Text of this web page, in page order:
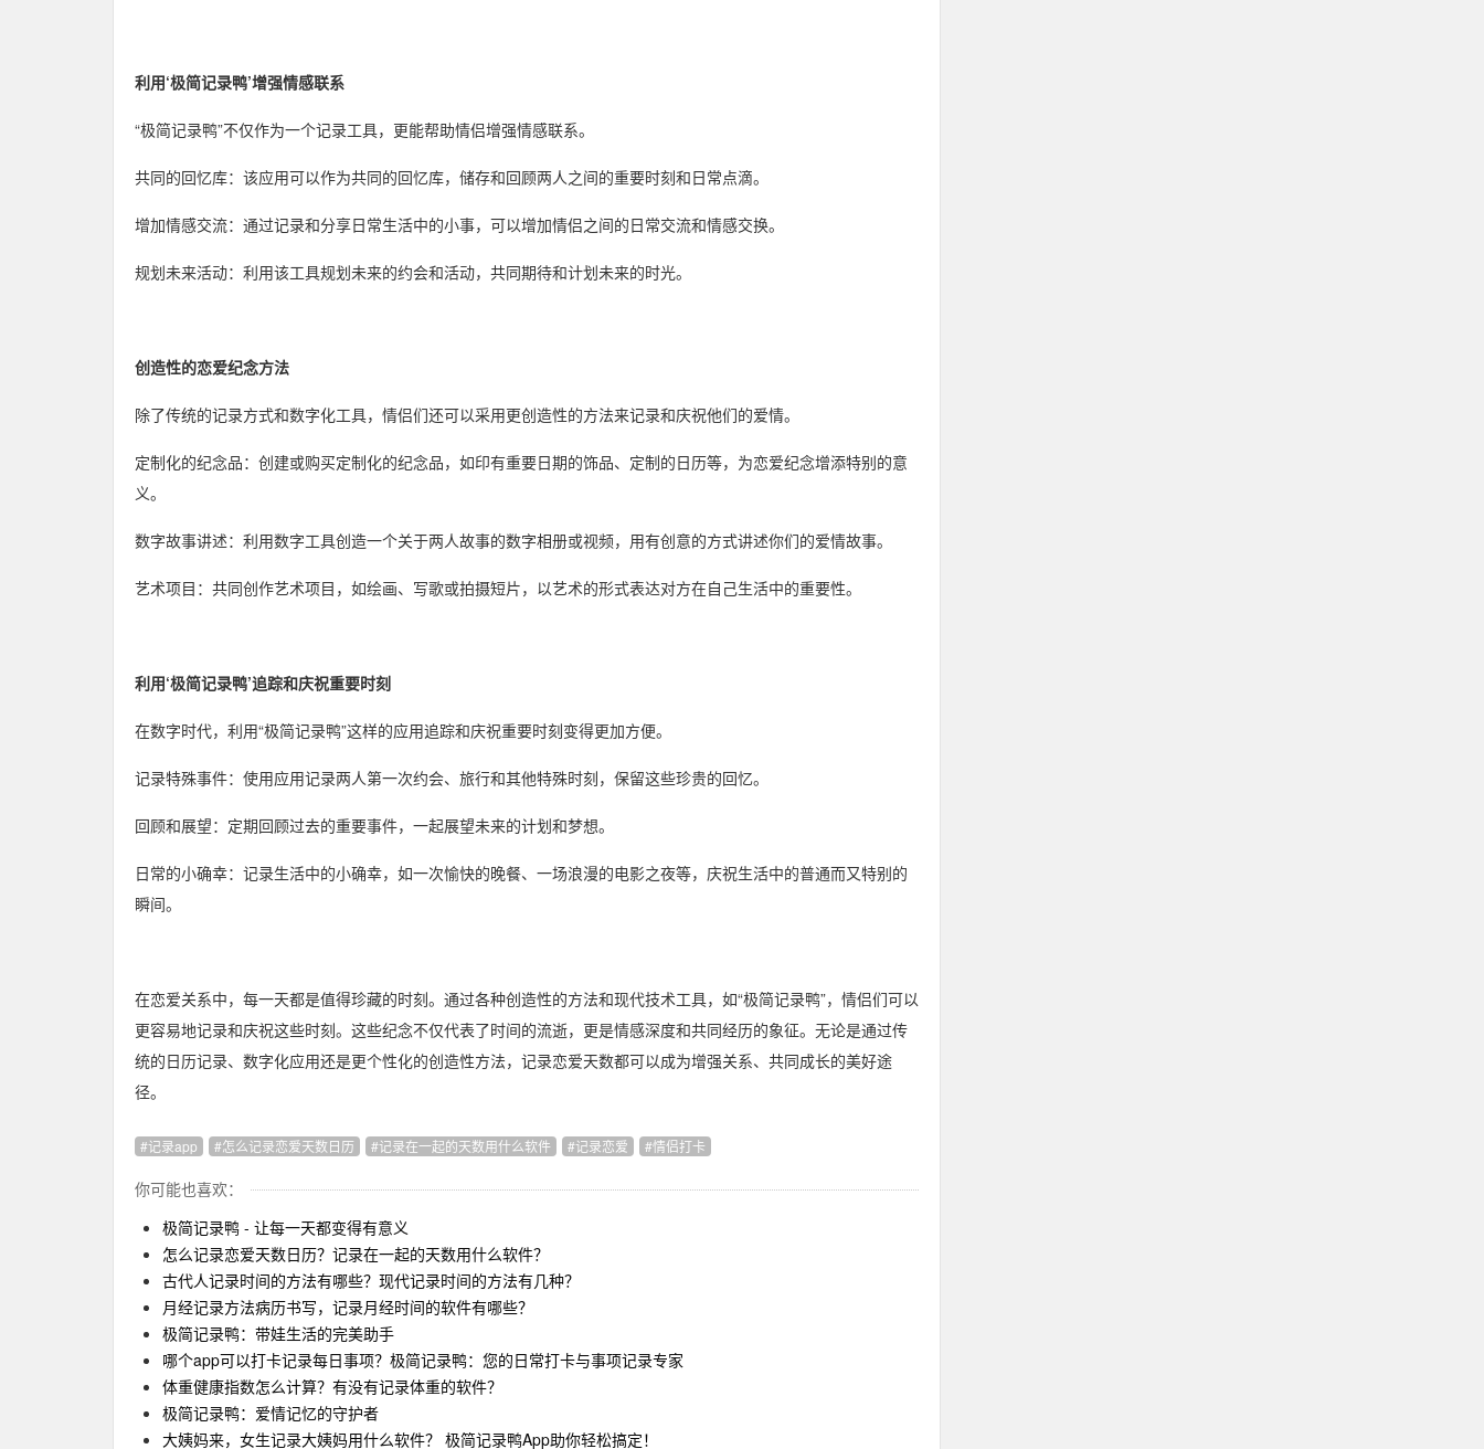
利用‘极简记录鸭’增强情感联系
“极简记录鸭”不仅作为一个记录工具，更能帮助情侣增强情感联系。
共同的回忆库：该应用可以作为共同的回忆库，储存和回顾两人之间的重要时刻和日常点滴。
增加情感交流：通过记录和分享日常生活中的小事，可以增加情侣之间的日常交流和情感交换。
规划未来活动：利用该工具规划未来的约会和活动，共同期待和计划未来的时光。
创造性的恋爱纪念方法
除了传统的记录方式和数字化工具，情侣们还可以采用更创造性的方法来记录和庆祝他们的爱情。
定制化的纪念品：创建或购买定制化的纪念品，如印有重要日期的饰品、定制的日历等，为恋爱纪念增添特别的意
义。
数字故事讲述：利用数字工具创造一个关于两人故事的数字相册或视频，用有创意的方式讲述你们的爱情故事。
艺术项目：共同创作艺术项目，如绘画、写歌或拍摄短片，以艺术的形式表达对方在自己生活中的重要性。
利用‘极简记录鸭’追踪和庆祝重要时刻
在数字时代，利用“极简记录鸭”这样的应用追踪和庆祝重要时刻变得更加方便。
记录特殊事件：使用应用记录两人第一次约会、旅行和其他特殊时刻，保留这些珍贵的回忆。
回顾和展望：定期回顾过去的重要事件，一起展望未来的计划和梦想。
日常的小确幸：记录生活中的小确幸，如一次愉快的晚餐、一场浪漫的电影之夜等，庆祝生活中的普通而又特别的
瞬间。
在恋爱关系中，每一天都是值得珍藏的时刻。通过各种创造性的方法和现代技术工具，如“极简记录鸭”，情侣们可以
更容易地记录和庆祝这些时刻。这些纪念不仅代表了时间的流逝，更是情感深度和共同经历的象征。无论是通过传
统的日历记录、数字化应用还是更个性化的创造性方法，记录恋爱天数都可以成为增强关系、共同成长的美好途
径。
记录app 怎么记录恋爱天数日历 记录在一起的天数用什么软件 记录恋爱 情侣打卡
你可能也喜欢：
极简记录鸭 - 让每一天都变得有意义
怎么记录恋爱天数日历？记录在一起的天数用什么软件？
古代人记录时间的方法有哪些？现代记录时间的方法有几种？
月经记录方法病历书写，记录月经时间的软件有哪些？
极简记录鸭：带娃生活的完美助手
哪个app可以打卡记录每日事项？极简记录鸭：您的日常打卡与事项记录专家
体重健康指数怎么计算？有没有记录体重的软件？
极简记录鸭：爱情记忆的守护者
大姨妈来，女生记录大姨妈用什么软件？ 极简记录鸭App助你轻松搞定！